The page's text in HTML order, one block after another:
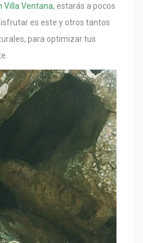
Villa Ventana, estarás a pocos
es este y otros tantos
para optimizar tus